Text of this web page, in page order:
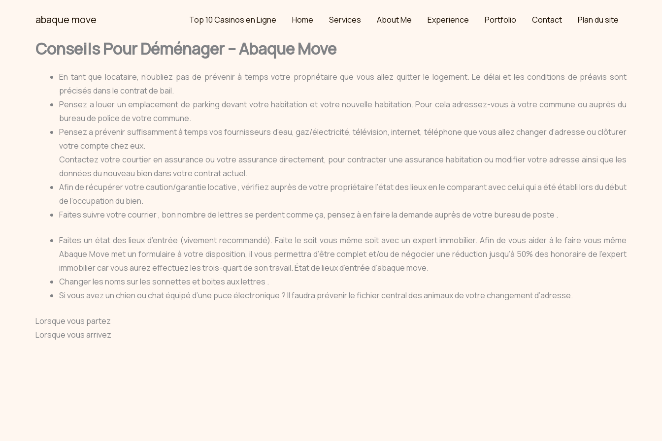
abaque move Top 10 Casinos en Ligne Home Services About Me Experience Portfolio Contact Plan du site
Conseils Pour Déménager – Abaque Move
En tant que locataire, n’oubliez pas de prévenir à temps votre propriétaire que vous allez quitter le logement. Le délai et les conditions de préavis sont
précisés dans le contrat de bail.
Pensez a louer un emplacement de parking devant votre habitation et votre nouvelle habitation. Pour cela adressez-vous à votre commune ou auprès du
bureau de police de votre commune.
Pensez a prévenir suffisamment à temps vos fournisseurs d’eau, gaz/électricité, télévision, internet, téléphone que vous allez changer d’adresse ou clôturer
votre compte chez eux.
Contactez votre courtier en assurance ou votre assurance directement, pour contracter une assurance habitation ou modifier votre adresse ainsi que les
données du nouveau bien dans votre contrat actuel.
Afin de récupérer votre caution/garantie locative , vérifiez auprès de votre propriétaire l’état des lieux en le comparant avec celui qui a été établi lors du début
de l’occupation du bien.
Faites suivre votre courrier , bon nombre de lettres se perdent comme ça, pensez à en faire la demande auprès de votre bureau de poste .
Faites un état des lieux d’entrée (vivement recommandé). Faite le soit vous même soit avec un expert immobilier. Afin de vous aider à le faire vous même
Abaque Move met un formulaire à votre disposition, il vous permettra d’être complet et/ou de négocier une réduction jusqu’à 50% des honoraire de l’expert
immobilier car vous aurez effectuez les trois-quart de son travail. État de lieux d’entrée d’abaque move.
Changer les noms sur les sonnettes et boites aux lettres .
Si vous avez un chien ou chat équipé d’une puce électronique ? Il faudra prévenir le fichier central des animaux de votre changement d’adresse.
Lorsque vous partez
Lorsque vous arrivez